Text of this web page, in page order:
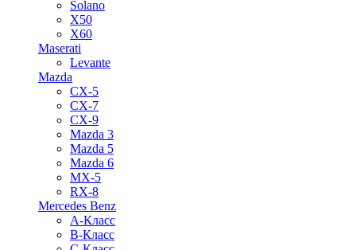
Solano
X50
X60
Maserati
Levante
Mazda
CX-5
CX-7
CX-9
Mazda 3
Mazda 5
Mazda 6
MX-5
RX-8
Mercedes Benz
A-Класс
B-Класс